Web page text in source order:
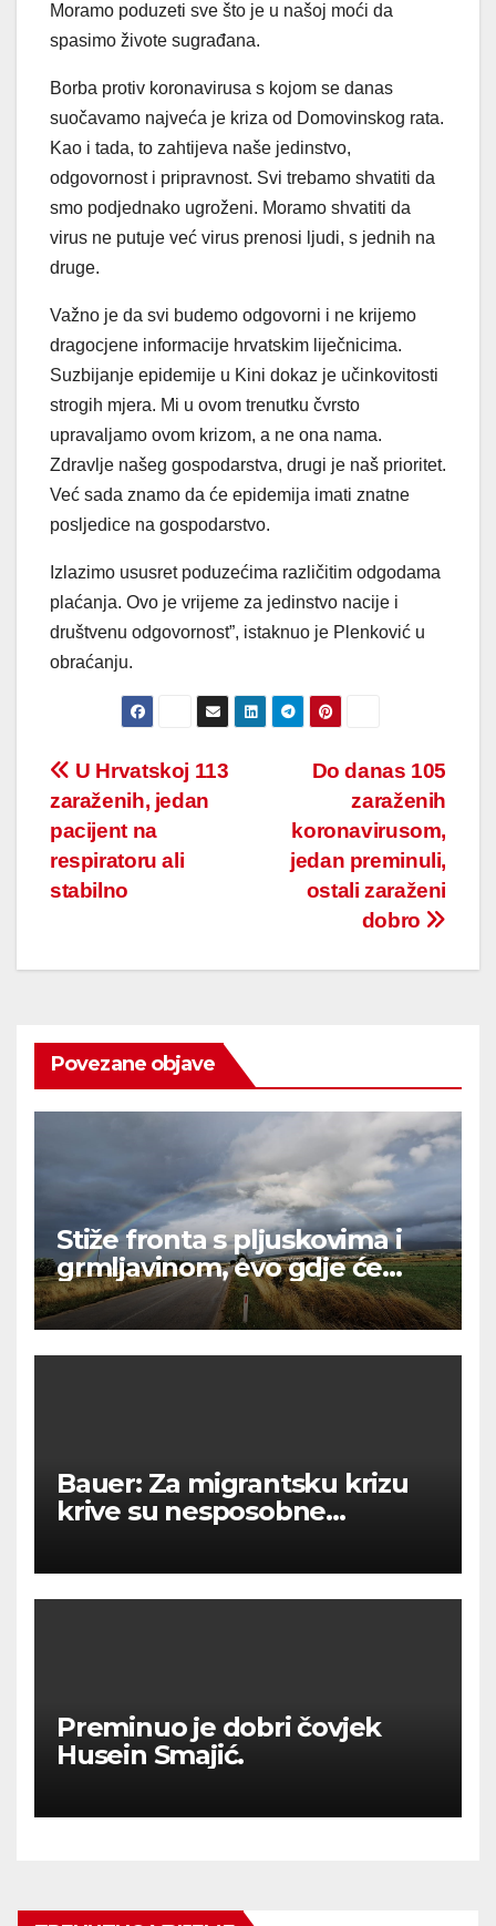
Moramo poduzeti sve što je u našoj moći da
spasimo živote sugrađana.
Borba protiv koronavirusa s kojom se danas
suočavamo najveća je kriza od Domovinskog rata.
Kao i tada, to zahtijeva naše jedinstvo,
odgovornost i pripravnost. Svi trebamo shvatiti da
smo podjednako ugroženi. Moramo shvatiti da
virus ne putuje već virus prenosi ljudi, s jednih na
druge.
Važno je da svi budemo odgovorni i ne krijemo
dragocjene informacije hrvatskim liječnicima.
Suzbijanje epidemije u Kini dokaz je učinkovitosti
strogih mjera. Mi u ovom trenutku čvrsto
upravaljamo ovom krizom, a ne ona nama.
Zdravlje našeg gospodarstva, drugi je naš prioritet.
Već sada znamo da će epidemija imati znatne
posljedice na gospodarstvo.
Izlazimo ususret poduzećima različitim odgodama
plaćanja. Ovo je vrijeme za jedinstvo nacije i
društvenu odgovornost”, istaknuo je Plenković u
obraćanju.
Post
navigation
Do danas 105
zaraženih
koronavirusom,
jedan preminuli,
ostali zaraženi
dobro
U Hrvatskoj 113
zaraženih, jedan
pacijent na
respiratoru ali
stabilno
Povezane objave
Stiže fronta s pljuskovima i
grmljavinom, evo gdje će
najviše osvježiti
Bauer: Za migrantsku krizu
krive su nesposobne
Preminuo je dobri čovjek
Husein Smajić.